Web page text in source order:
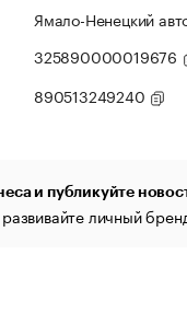
Ямало-Ненецкий
325890000019676
890513249240
и публикуйте
личный